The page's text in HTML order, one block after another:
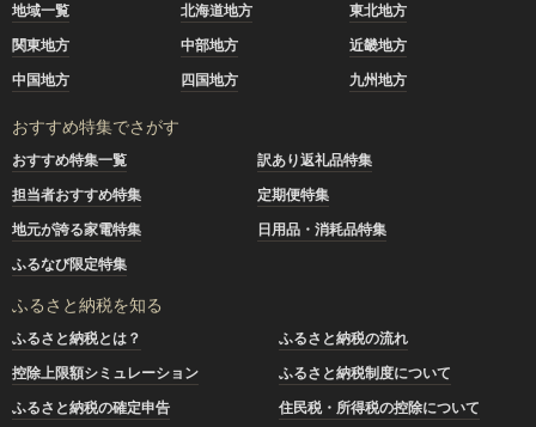
地域一覧 北海道地方
東北地方
関東地方
中部地方
近畿地方
中国地方
四国地方 九州地方
おすすめ特集でさがす
おすすめ特集一覧
訳あり返礼品特集
担当者おすすめ特集
定期便特集
地元が誇る家電特集
日用品・消耗品特集
ふるなび限定特集
ふるさと納税を知る
ふるさと納税とは？
ふるさと納税の流れ
控除上限額シミュレーション
ふるさと納税制度について
ふるさと納税の確定申告
住民税・所得税の控除について